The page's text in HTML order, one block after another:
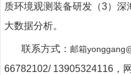
质环境观测装备研发（3）深
大数据分析。
联系方式： 邮箱
66782102/ 13905324116 ，